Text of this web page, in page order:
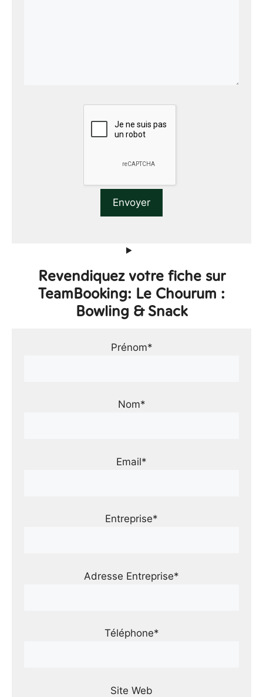
Revendiquez votre fiche sur
TeamBooking: Le Chourum :
Bowling & Snack
Prénom*
Nom*
Email*
Entreprise*
Adresse Entreprise*
Téléphone*
Site Web